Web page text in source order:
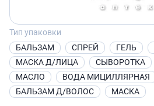
Тип упаковки
БАЛЬЗАМ
СПРЕЙ ГЕЛЬ
МАСКА Д/ЛИЦА
СЫВОРОТКА
МАСЛО
ВОДА МИЦИЛЛЯРНАЯ
БАЛЬЗАМ Д/ВОЛОС
МАСКА